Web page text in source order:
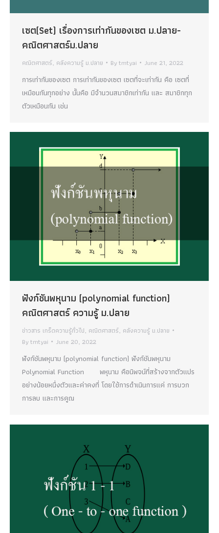
เซต(Set)‎ เรื่องการเท่ากันของเซต ม.ปลาย-
คณิตศาสตร์ม.ปลาย
คณิตศาสตร์, คลังความรู้ ม.ปลาย Bytmtyai June 21, 2022
การเท่ากันของเซต การเท่ากันของเซต เซตที่จะเท่ากัน คือ เซตที่
เหมือนกันทุกอย่าง นั้นคือ มีจำนวนสมาชิกเท่ากัน และ สมาชิกทุก
ตัวเหมือนกัน เช่น
ฟังก์ชันพหุนาม (polynomial function)
คณิตศาสตร์ ความรู้ ม.ปลาย
ข่าวสาร เกร็ดความรู้ทั่วไป, คณิตศาสตร์, คลังความรู้ ม.ปลาย
Bytmtyai June 20, 2022
ฟังก์ชันพหุนาม (polynomial function) ฟังก์ชันพหุนาม
Polynomial Function พหุนาม คือนิพจน์ที่สร้างจากตัวแปร
อย่างน้อยหนึ่งตัวและค่าคงที่ โดยใช้การดำเนินการแค่ การบวก
การลบ และการคูณ